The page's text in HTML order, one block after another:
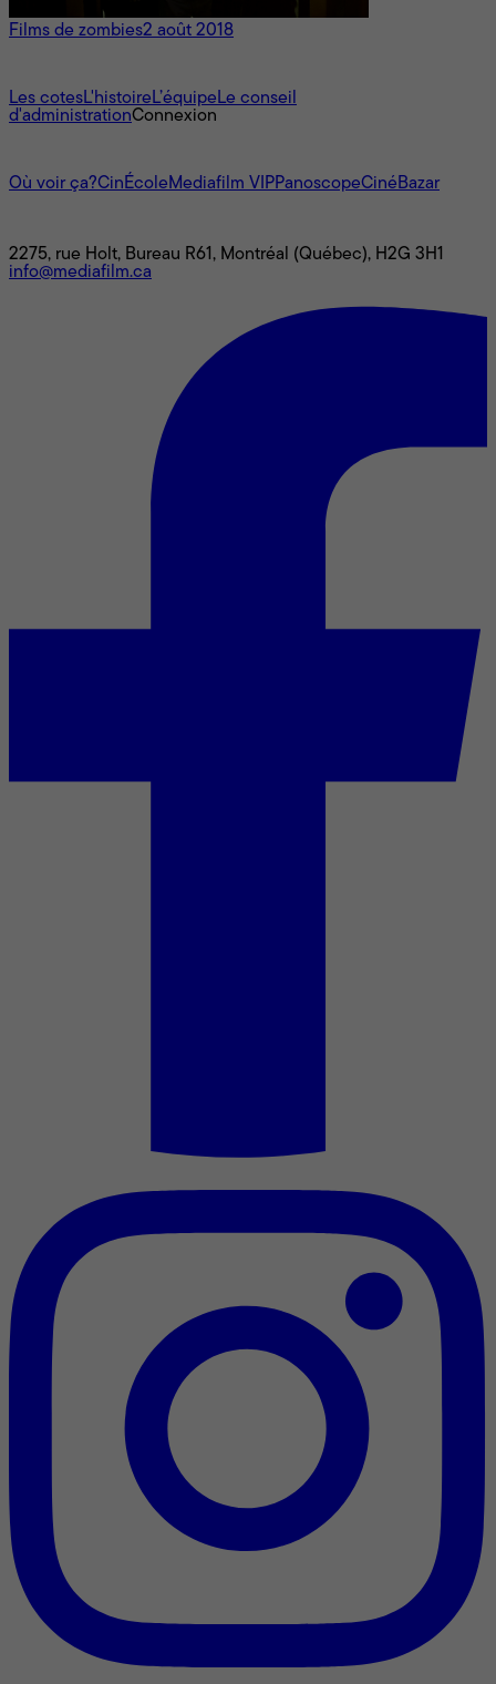
Films de zombies2 août 2018
Les cotesL'histoireL’équipeLe conseil
d'administrationConnexion
Où voir ça?CinÉcoleMediafilm VIPPanoscopeCinéBazar
2275, rue Holt, Bureau R61, Montréal (Québec), H2G 3H1
info@mediafilm.ca